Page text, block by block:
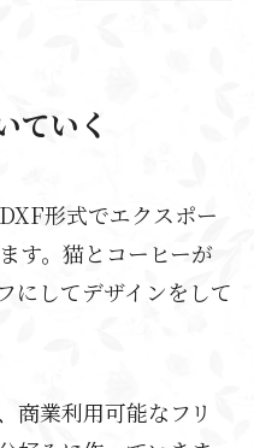
いく
形式でエクスポー
す。猫とコーヒーが
にしてデザインをして
商業利用可能なフリ